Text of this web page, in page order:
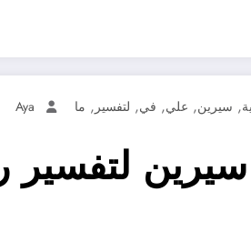
, سيرين, علي, في, لتفسير , ما Aya
لتفسير